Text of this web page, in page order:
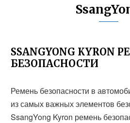
SSANGYONG KYRON
БЕЗОПАСНОСТИ
Ремень безопасности в
из самых важных элементов
SsangYong Kyron ремень